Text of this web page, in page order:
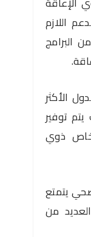
اللازم
البرامج
الأكثر
توفير
ذوي
يتمتع
من